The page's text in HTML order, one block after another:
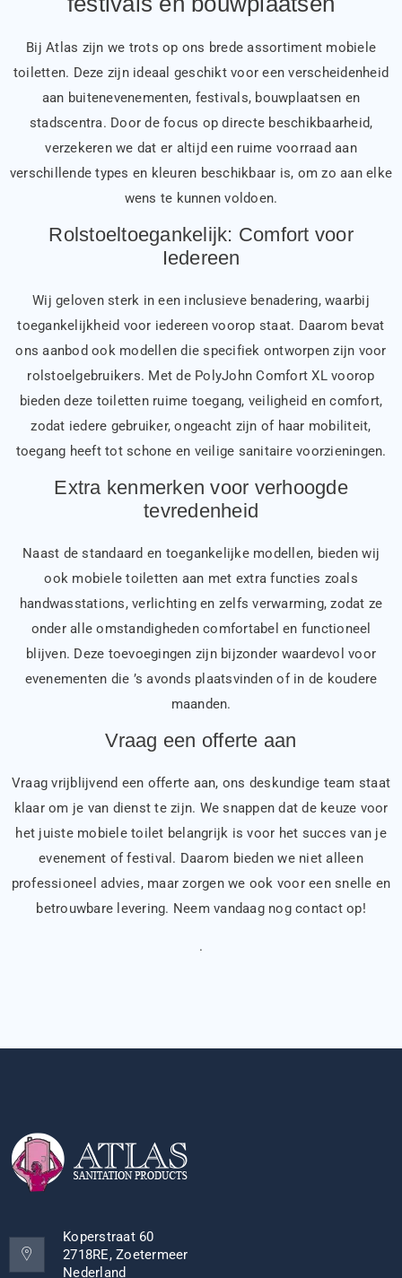
Bij Atlas zijn we trots op ons brede assortiment mobiele
toiletten. Deze zijn ideaal geschikt voor een verscheidenheid
aan buitenevenementen, festivals, bouwplaatsen en
stadscentra. Door de focus op directe beschikbaarheid,
verzekeren we dat er altijd een ruime voorraad aan
verschillende types en kleuren beschikbaar is, om zo aan elke
wens te kunnen voldoen.
Rolstoeltoegankelijk: Comfort voor
Iedereen
Wij geloven sterk in een inclusieve benadering, waarbij
toegankelijkheid voor iedereen voorop staat. Daarom bevat
ons aanbod ook modellen die specifiek ontworpen zijn voor
rolstoelgebruikers. Met de PolyJohn Comfort XL voorop
bieden deze toiletten ruime toegang, veiligheid en comfort,
zodat iedere gebruiker, ongeacht zijn of haar mobiliteit,
toegang heeft tot schone en veilige sanitaire voorzieningen.
Extra kenmerken voor verhoogde
tevredenheid
Naast de standaard en toegankelijke modellen, bieden wij
ook mobiele toiletten aan met extra functies zoals
handwasstations, verlichting en zelfs verwarming, zodat ze
onder alle omstandigheden comfortabel en functioneel
blijven. Deze toevoegingen zijn bijzonder waardevol voor
evenementen die ’s avonds plaatsvinden of in de koudere
maanden.
Vraag een offerte aan
Vraag vrijblijvend een offerte aan, ons deskundige team staat
klaar om je van dienst te zijn. We snappen dat de keuze voor
het juiste mobiele toilet belangrijk is voor het succes van je
evenement of festival. Daarom bieden we niet alleen
professioneel advies, maar zorgen we ook voor een snelle en
betrouwbare levering. Neem vandaag nog contact op!
.
Koperstraat 60
2718RE, Zoetermeer
Nederland